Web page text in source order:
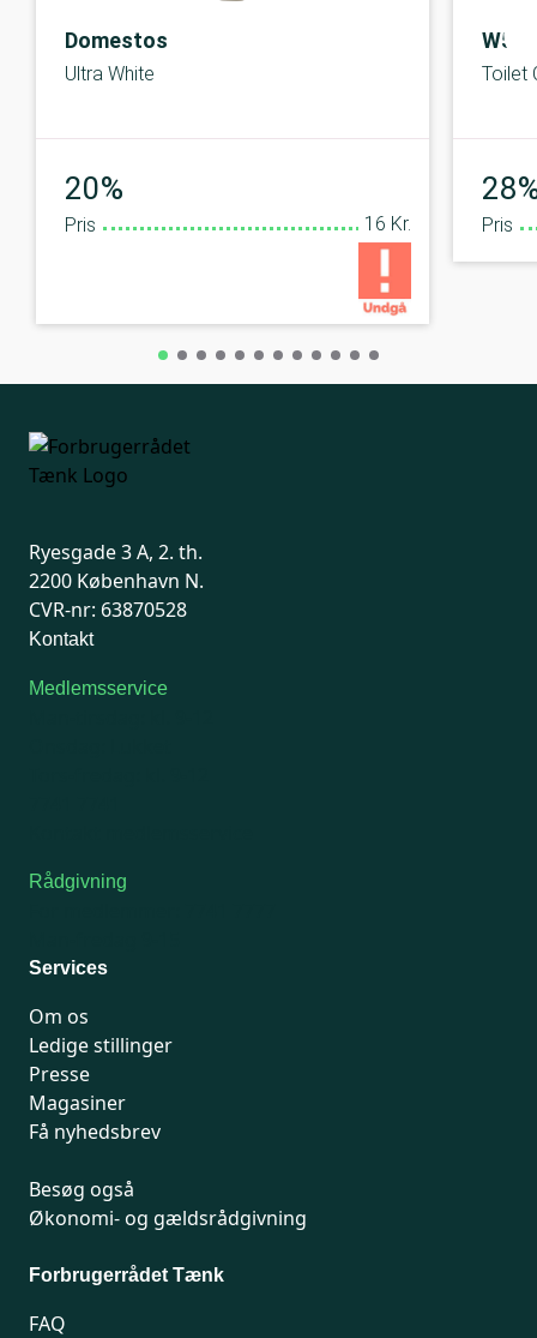
Domestos
Ultra White
20%
Pris 16 Kr.
W5
Toilet
Pris
Ryesgade 3 A, 2. th.
2200 København N.
CVR-nr: 63870528
Kontakt
Medlemsservice
Rådgivning
Services
Om os
Ledige stillinger
Presse
Magasiner
Få nyhedsbrev
Besøg også
Økonomi- og gældsrådgivning
Forbrugerrådet Tænk
FAQ